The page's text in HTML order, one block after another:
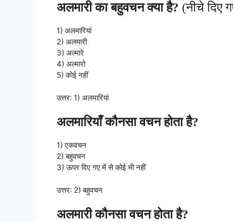
अलमारी का बहुवचन क्या है? (नीचे दिए
1) अलमारियां
2) अलमारी
3) अल्मारे
4) अल्मारो
5) कोई नहीं
उत्तर: 1) अलमारियां
अलमारियाँ कौनसा वचन होता है?
1) एकवचन
2) बहुवचन
3) ऊपर दिए गए में से कोई भी नहीं
उत्तर: 2) बहुवचन
अलमारी कौनसा वचन होता है?